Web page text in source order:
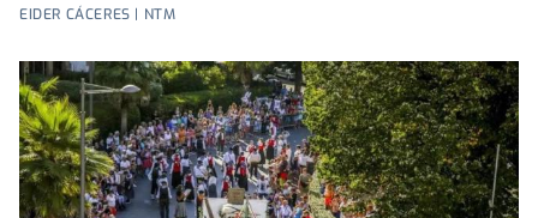
EIDER CÁCERES | NTM